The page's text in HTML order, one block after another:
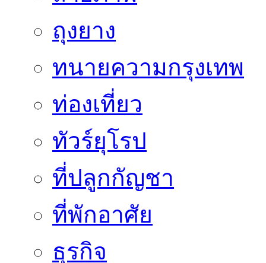
ถุงยาง
ทนายความกรุงเทพ
ท่องเที่ยว
ทัวร์ยุโรป
ที่ปลูกกัญชา
ที่พักอาศัย
ธุรกิจ